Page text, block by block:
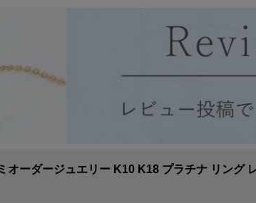
オーダージュエリー K10 K18 プラチナ リン